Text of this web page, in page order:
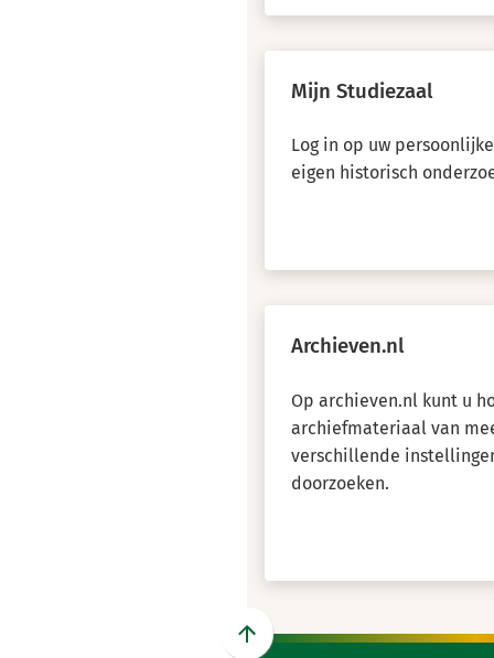
Mijn Studiezaal
Log in op uw
eigen historisch
Archieven.nl
Op archieven.nl kunt u
archiefmateriaal van
verschillende
doorzoeken.
Scroll